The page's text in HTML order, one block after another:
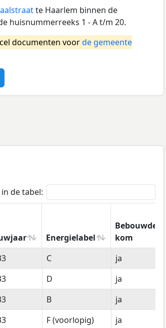
te Haarlem binnen de
huisnummerreeks 1 - A t/m 20.
documenten voorde gemeente
de tabel:
Energielabel
Bebouwde
kom
Energielabel
Bebouwde
kom
C
ja
D
ja
B
ja
F (voorlopig)
ja